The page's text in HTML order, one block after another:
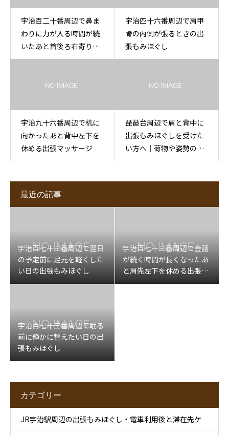
宇治百二十番周辺で鼻ま
わりに力が入る時間が続
いたあと首後ろ右寄りを
休める出張マッサージ
宇治四十六番周辺で肩甲
骨の内側が張るときの出
張もみほぐし
宇治九十六番周辺で机に
向かったあと背中左下を
休める出張マッサージ
琵琶台周辺で肩と背中に
出張もみほぐしを受けた
い方へ｜荷物や姿勢の後
最近の記事
宇治百七十三番周辺で翌日
の予定前に足元を軽くした
い日の出張もみほぐし
宇治百七十三番周辺で会話
が続く時間が長くなったあ
と肩先左下を休める出張マ
ッサージ
宇治百七十三番周辺で眠る
前に静かに整えたい日の出
張もみほぐし
カテゴリー
JR宇治駅周辺の出張もみほぐし・電車利用後と滞在先ケ